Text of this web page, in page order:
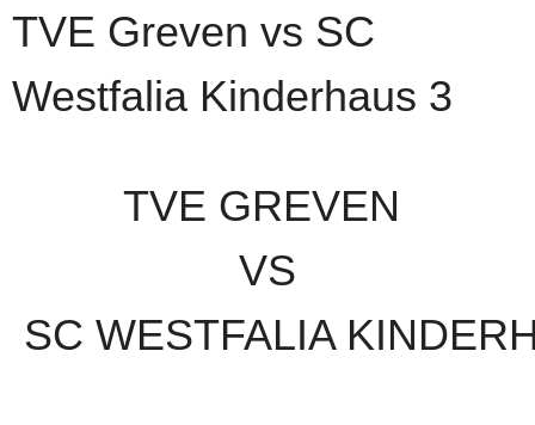
TVE Greven vs SC
Westfalia Kinderhaus 3
TVE GREVEN
VS
SC WESTFALIA